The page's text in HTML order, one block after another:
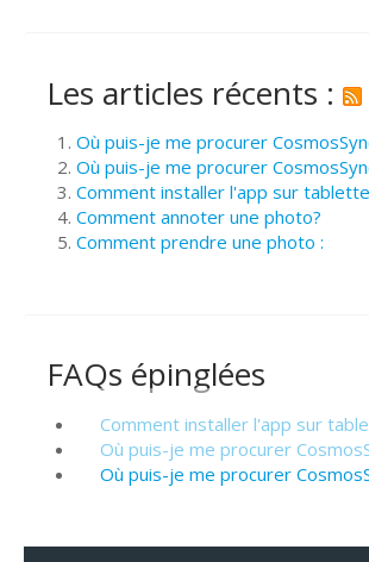
Les articles récents :
Où puis-je me procurer
Où puis-je me procurer
Comment installer l'app sur
Comment annoter une photo?
Comment prendre une photo :
FAQs épinglées
Comment installer l'app sur
Où puis-je me procurer
Où puis-je me procurer